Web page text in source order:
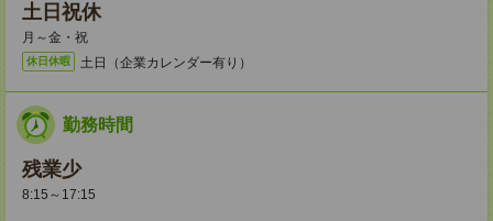
土日祝休
月～金・祝
休日休暇 土日（企業カレンダー有り）
勤務時間
残業少
8:15～17:15